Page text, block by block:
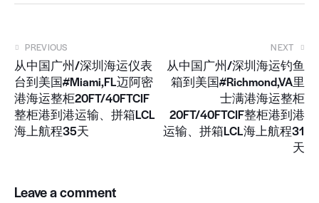
PREVIOUS
从中国广州/深圳海运仪表
台到美国#Miami,FL迈阿密
港海运整柜20FT/40FTCIF
整柜港到港运输、拼箱LCL
海上航程35天
NEXT
从中国广州/深圳海运钓鱼
箱到美国#Richmond,VA里
士满港海运整柜
20FT/40FTCIF整柜港到港
运输、拼箱LCL海上航程31
天
Leave a comment